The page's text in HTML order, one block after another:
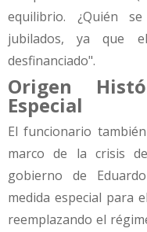
equilibrio. ¿Quién
jubilados, ya que
desfinanciado".
Origen
Especial
El funcionario
marco de la crisis
gobierno de
medida especial para
reemplazando el